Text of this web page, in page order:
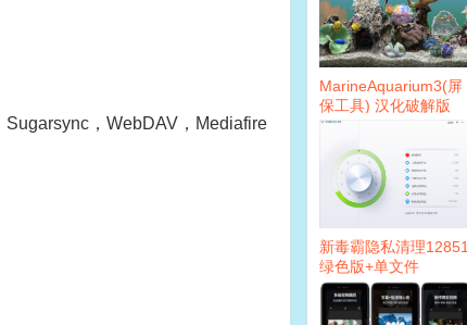
，WebDAV，Mediafire
MarineAquarium3(屏
保工具) 汉化破解版
新毒霸隐私清理12851
绿色版+单文件